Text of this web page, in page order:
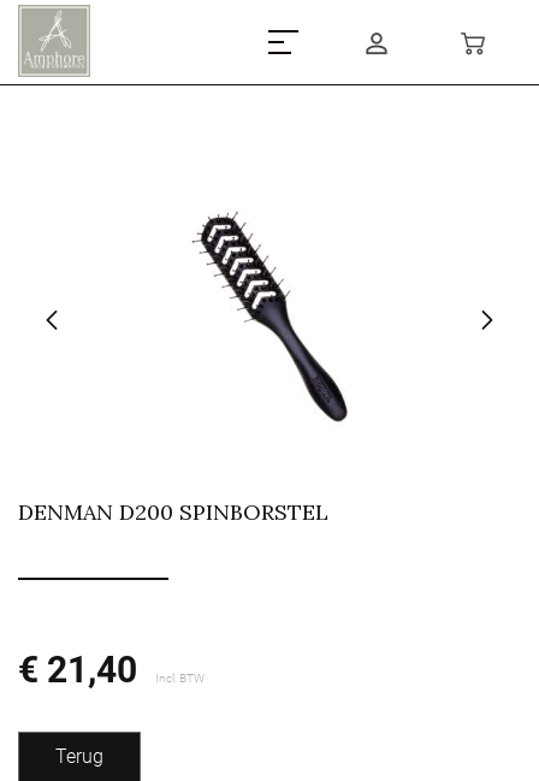
DENMAN D200 SPINBORSTEL
€ 21,40 Incl. BTW
Terug